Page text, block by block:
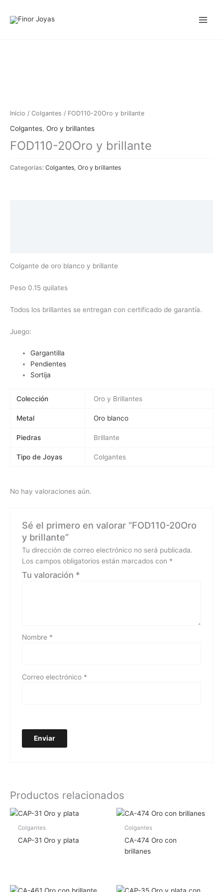
Inicio / Colgantes / FOD110-20Oro y brillante
Colgantes, Oro y brillantes
FOD110-20Oro y brillante
Categorías: Colgantes Oro y brillantes
Colgante de oro blanco y brillante
Peso 0.15 quilates
Todos los brillantes se entregan con certificado de garantía.
Juego:
Gargantilla
Pendientes
Sortija
Colección Oro y Brillantes
Metal Oro blanco
Piedras Brillante
Tipo de Joyas Colgantes
No hay valoraciones aún.
Sé el primero en valorar “FOD110-20Oro
y brillante”
Tu dirección de correo electrónico no será publicada.
Los campos obligatorios están marcados con *
Tu valoración *
Nombre *
Correo electrónico *
Productos relacionados
Colgantes
CAP-31 Oro y plata
Colgantes
CA-474 Oro con
brillanes